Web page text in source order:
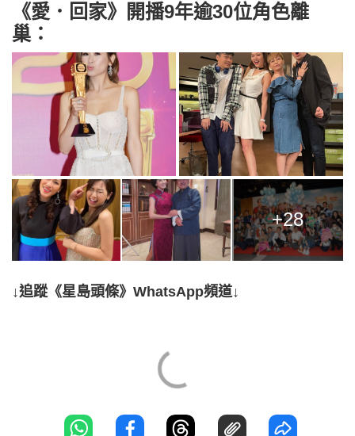
《愛．回家》開播9年逾30位角色離
巢：
+28
↓追蹤《星島頭條》WhatsApp頻道↓